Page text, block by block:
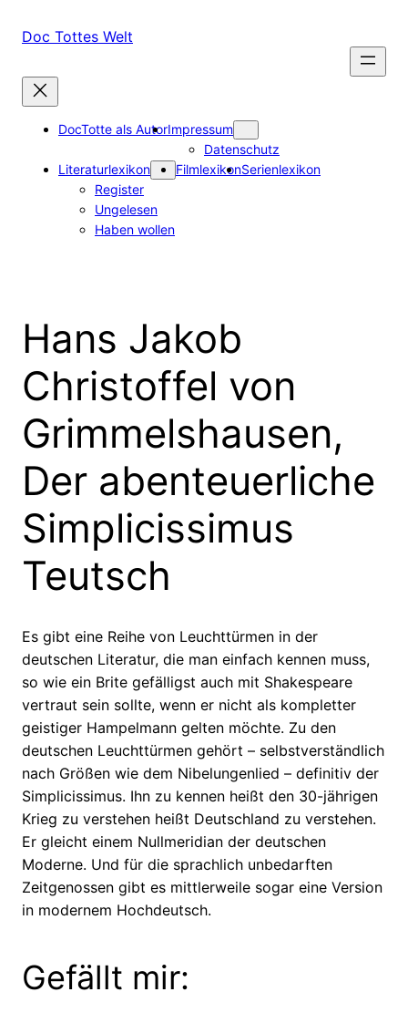
InhaltDoc Tottes Welt
DocTotte als AutorImpressum
Datenschutz
Literaturlexikon
Register
Ungelesen
Haben wollen
FilmlexikonSerienlexikon
Hans Jakob
Christoffel von
Grimmelshausen,
Der abenteuerliche
Simplicissimus
Teutsch
Es gibt eine Reihe von Leuchttürmen in der
deutschen Literatur, die man einfach kennen muss,
so wie ein Brite gefälligst auch mit Shakespeare
vertraut sein sollte, wenn er nicht als kompletter
geistiger Hampelmann gelten möchte. Zu den
deutschen Leuchttürmen gehört – selbstverständlich
nach Größen wie dem Nibelungenlied – definitiv der
Simplicissimus. Ihn zu kennen heißt den 30-jährigen
Krieg zu verstehen heißt Deutschland zu verstehen.
Er gleicht einem Nullmeridian der deutschen
Moderne. Und für die sprachlich unbedarften
Zeitgenossen gibt es mittlerweile sogar eine Version
in modernem Hochdeutsch.
Gefällt mir: